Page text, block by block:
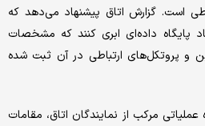
است. گزارش اتاق پیشنهاد می‌دهد که
پایگاه داده‌ای ابری کنند که مشخصات
و پروتکل‌های ارتباطی در آن ثبت شده
مرکب از نمایندگان اتاق، مقامات